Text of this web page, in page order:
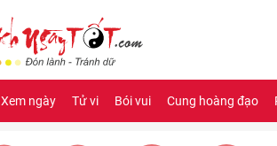
Xem ngày Tử vi Bói vui Cung hoàng đạo